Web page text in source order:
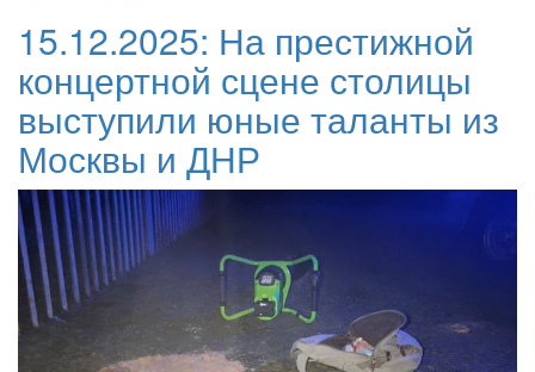
15.12.2025: На престижной
концертной сцене столицы
выступили юные таланты из
Москвы и ДНР